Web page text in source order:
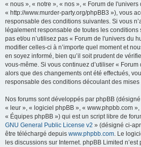
« nous », « notre », « nos », « Forum de l'univers
« http://www.murder-party.org/phpBB3 »), vous
responsable des conditions suivantes. Si vous
légalement responsable de toutes les conditions
pas et/ou n’utilisez pas « Forum de l'univers du
modifier celles-ci à n’importe quel moment et
en soyez informé, bien qu’il soit prudent de
vous-même. Si vous continuez d’utiliser «
alors que des changements ont été effectués,
responsable des conditions découlant des
Nos forums sont développés par phpBB
« leur », « logiciel phpBB », « www.phpbb.com
« Équipes phpBB ») qui est un script libre de
GNU General Public License v2 » (désigné ci-
être téléchargé depuis www.phpbb.com. Le
les discussions sur Internet. phpBB Limited